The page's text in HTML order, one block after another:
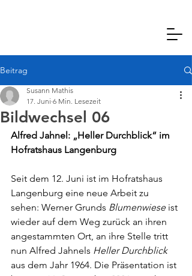
Beitrag
Bildwechsel 06
Susann Mathis
17. Juni 6 Min. Lesezeit
Alfred Jahnel: „Heller Durchblick“ im
Hofratshaus Langenburg
Seit dem 12. Juni ist im Hofratshaus
Langenburg eine neue Arbeit zu
sehen: Werner Grunds Blumenwiese ist
wieder auf dem Weg zurück an ihren
angestammten Ort, an ihre Stelle tritt
nun Alfred Jahnels Heller Durchblick
aus dem Jahr 1964. Die Präsentation ist